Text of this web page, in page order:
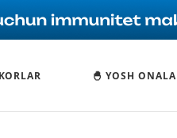
🐣 YOSH